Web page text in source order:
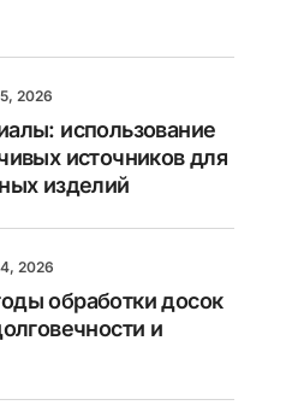
2026
использование
источников для
изделий
2026
обработки досок
и